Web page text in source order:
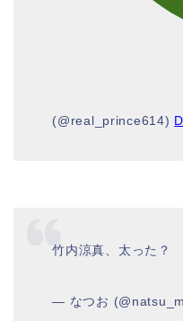
(@real_prince614)
竹内涼真、太った？
— なつお